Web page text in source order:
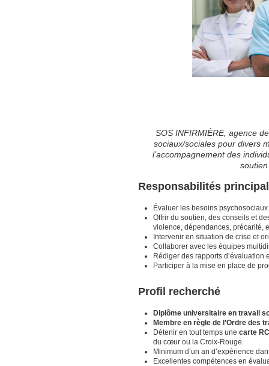
SOS INFIRMIÈRE, agence
sociaux/sociales pour divers
l’accompagnement des
Responsabilités
Évaluer les besoins
Offrir du soutien, des conseils et
violence, dépendances, précarité,
Intervenir en situation de crise et
Collaborer avec les équipes
Rédiger des rapports
Participer à la mise en place de
Profil recherché
Diplôme universitaire en travail
Membre en règle de l’Ordre des
Détenir en tout temps une carte
du cœur ou la Croix-Rouge.
Minimum d’un an d’expérience
Excellentes compétences en